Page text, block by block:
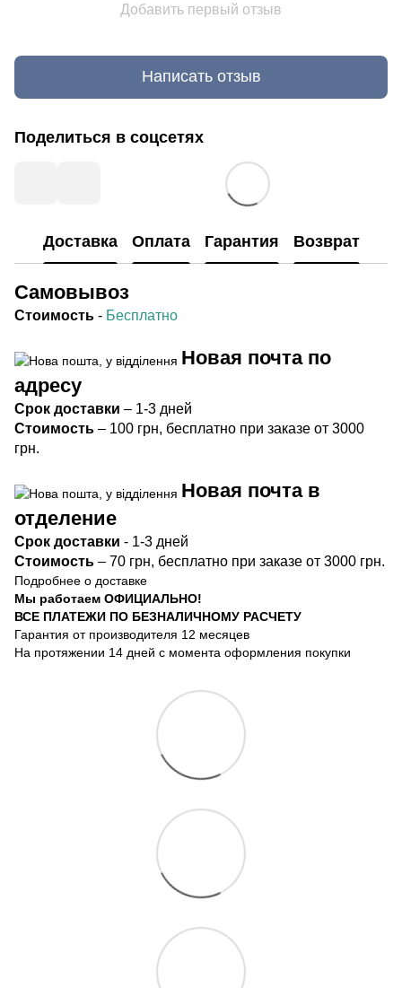
Добавить первый отзыв
Написать отзыв
Поделиться в соцсетях
Доставка Оплата Гарантия Возврат
Самовывоз
Стоимость - Бесплатно
Новая почта по
адресу
Срок доставки – 1-3 дней
Стоимость – 100 грн, бесплатно при заказе от 3000
грн.
Новая почта в
отделение
Срок доставки - 1-3 дней
Стоимость – 70 грн, бесплатно при заказе от 3000 грн.
Подробнее о доставке
Мы работаем ОФИЦИАЛЬНО!
ВСЕ ПЛАТЕЖИ ПО БЕЗНАЛИЧНОМУ РАСЧЕТУ
Гарантия от производителя 12 месяцев
На протяжении 14 дней с момента оформления покупки